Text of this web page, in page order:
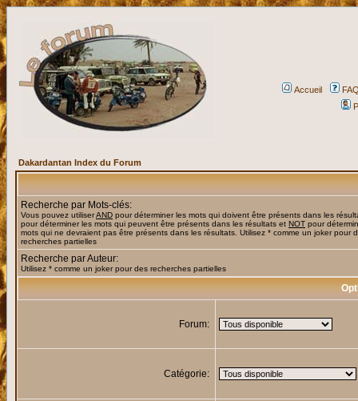
Accueil
Dakardantan Index du Forum
Recherche par Mots-clés:
Vous pouvez utiliserAND pour déterminer les mots qui doivent être présents dans les
pour déterminer les mots qui peuvent être présents dans les résultats et NOT pour
mots qui ne devraient pas être présents dans les résultats. Utilisez * comme un joker pour
recherches partielles
Recherche par Auteur:
Utilisez * comme un joker pour des recherches partielles
Forum:
Catégorie: